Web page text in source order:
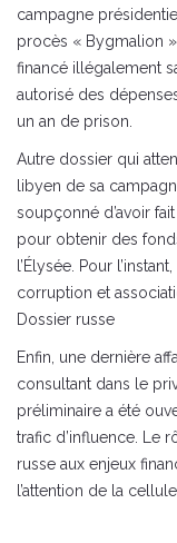
campagne
procès « Bygmalion »
financé illégalement
autorisé des
un an de prison.
Autre dossier qui
libyen de sa
soupçonné d’avoir
pour obtenir des
l’Élysée. Pour
corruption et
Dossier russe
Enfin, une dernière
consultant dans le
préliminaire a été
trafic d’influence. Le
russe aux enjeux
l’attention de la